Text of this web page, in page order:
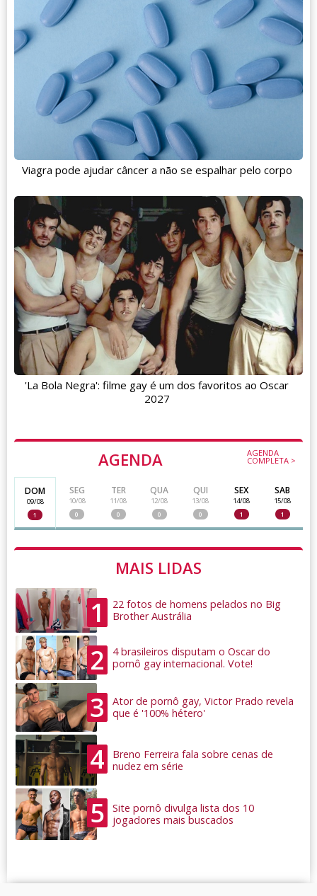
AGENDA AGENDA
COMPLETA >
DOM
09/08
1
SEG
10/08
0
TER
11/08
0
QUA
12/08
0
QUI
13/08
0
SEX
14/08
1
SAB
15/08
1
MAIS LIDAS
1
22 fotos de homens pelados no Big
Brother Austrália
2
4 brasileiros disputam o Oscar do
pornô gay internacional. Vote!
3
Ator de pornô gay, Victor Prado revela
que é '100% hétero'
4
Breno Ferreira fala sobre cenas de
nudez em série
5
Site pornô divulga lista dos 10
jogadores mais buscados
Viagra pode ajudar câncer a não se espalhar pelo corpo
'La Bola Negra': filme gay é um dos favoritos ao Oscar
2027